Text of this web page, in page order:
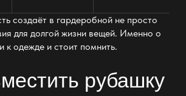
создаёт в гардеробной не просто
для долгой жизни вещей. Именно о
к одежде и стоит помнить.
рубашку